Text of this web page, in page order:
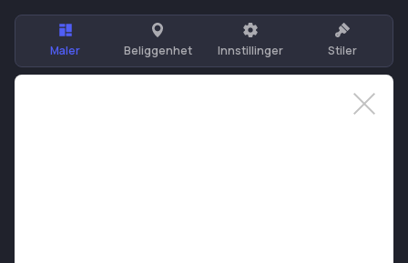
Maler Beliggenhet Innstillinger Stiler